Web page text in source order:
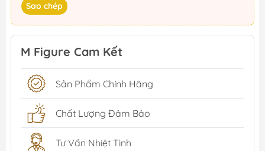
Sao chép
M Figure Cam Kết
Sản Phẩm Chính Hãng
Chất Lượng Đảm Bảo
Tư Vấn Nhiệt Tình